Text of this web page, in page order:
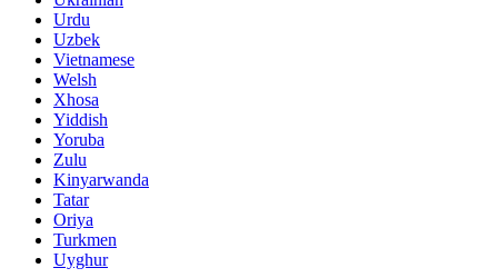
Urdu
Uzbek
Vietnamese
Welsh
Xhosa
Yiddish
Yoruba
Zulu
Kinyarwanda
Tatar
Oriya
Turkmen
Uyghur